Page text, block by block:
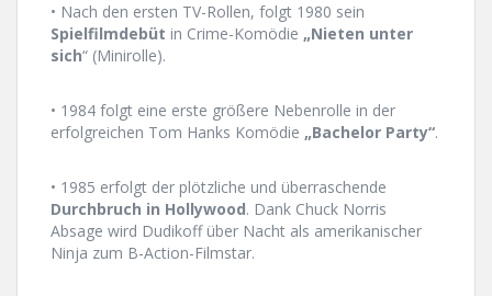
• Nach den ersten TV-Rollen, folgt 1980 sein
Spielfilmdebüt in Crime-Komödie „Nieten unter
sich“ (Minirolle).
• 1984 folgt eine erste größere Nebenrolle in der
erfolgreichen Tom Hanks Komödie „Bachelor Party“.
• 1985 erfolgt der plötzliche und überraschende
Durchbruch in Hollywood. Dank Chuck Norris
Absage wird Dudikoff über Nacht als amerikanischer
Ninja zum B-Action-Filmstar.